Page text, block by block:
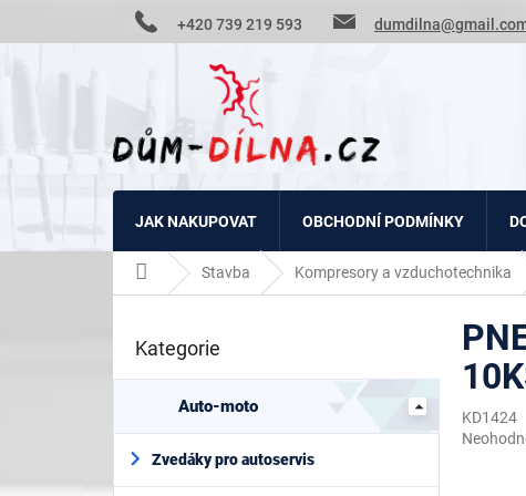
+420 739 219 593
JAK NAKUPOVAT OBCHODNÍ PODMÍNKY
Domů Stavba Kompresory a vzduchotechnika
t
a
Přeskočit
Kategorie
Auto-moto
Zvedáky pro autoservis
KD1424